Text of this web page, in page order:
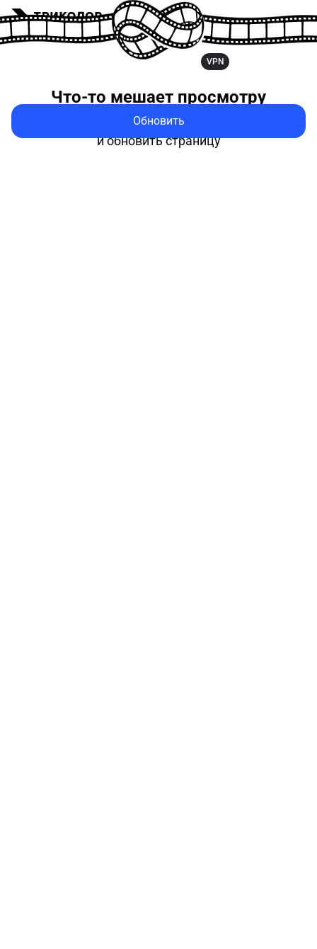
VPN
Что-то мешает просмотру
Попробуйте выключить VPN
и обновить страницу
Обновить